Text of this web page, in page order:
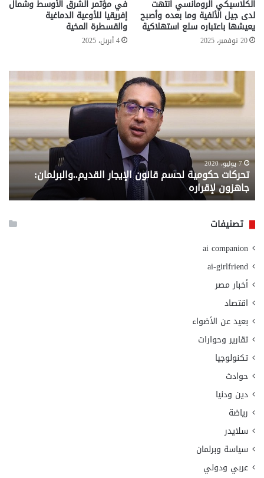
الكلاسيكي الرومانسي انتهت
لدى جيل الألفية وما بعده وأصبح
يعيشها باعتباره سلع استهلاكية
20 نوفمبر، 2025
في مؤتمر الشرق الأوسط وشمال
إفريقيا للأوعية الدماغية
والقسطرة المخية
4 أبريل، 2025
تحركات
حكومية
لحسم
قانون
القديم..والبرلمان:
جاهزون
لإقراره
7 يوليو، 2020
تحركات حكومية لحسم قانون الإيجار القديم..والبرلمان:
جاهزون لإقراره
..
من
تصنيفات
ai companion
ai-girlfriend
أخبار مصر
اقتصاد
بعيد عن الأضواء
تقارير وحوارات
تكنولوجيا
حوادث
دين ودنيا
رياضة
سلايدر
سياسة وبرلمان
عربي ودولي